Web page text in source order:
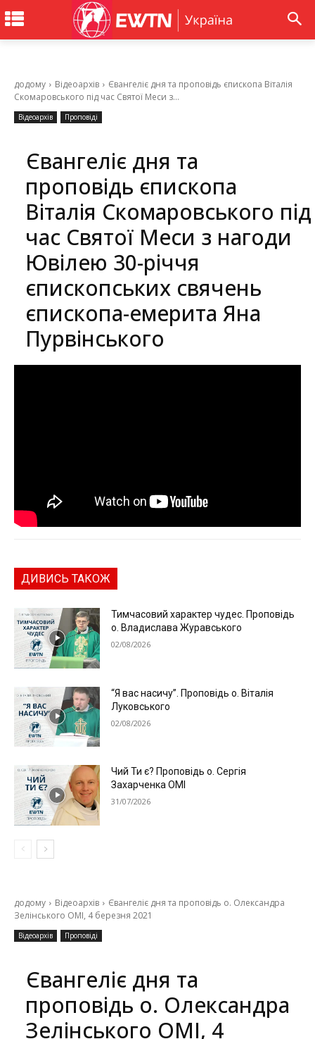
додому Відеоархів
Євангеліє дня та проповідь єпископа Віталія
Скомаровського під час Святої Меси з...
Відеоархів Проповіді
Євангеліє дня та
проповідь єпископа
Віталія Скомаровського під
час Святої Меси з нагоди
Ювілею 30-річчя
єпископських свячень
єпископа-емерита Яна
Пурвінського
ДИВИСЬ ТАКОЖ
Тимчасовий характер чудес. Проповідь
о. Владислава Журавського
02/08/2026
“Я вас насичу”. Проповідь о. Віталія
Луковського
02/08/2026
Чий Ти є? Проповідь о. Сергія
Захарченка ОМІ
31/07/2026